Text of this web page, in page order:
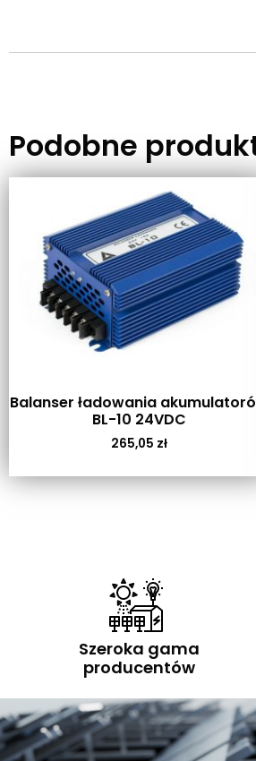
Podobne
Balanser ładowania
BL-10 24VDC
265,05 zł
Szeroka gama
producentów